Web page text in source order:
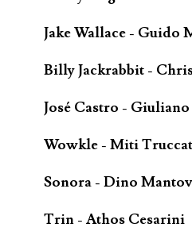
Jake Wallace - Guido
Billy Jackrabbit -
José Castro -
Wowkle - Miti
Sonora - Dino
Trin - Athos Cesarini